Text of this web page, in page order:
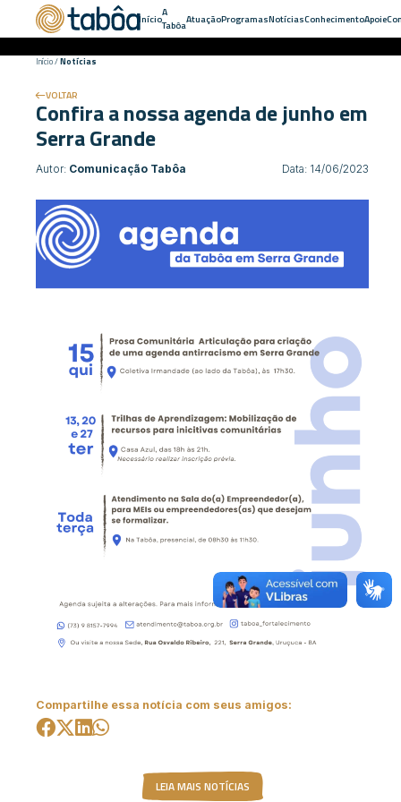
InícioA
TabôaAtuaçãoProgramasNotíciasConhecimentoApoie
Início/Notícias
Confira a nossa agenda de junho em
Serra Grande
VOLTAR
Autor: Comunicação Tabôa Data: 14/06/2023
Compartilhe essa notícia com seus amigos:
LEIA MAIS NOTÍCIAS